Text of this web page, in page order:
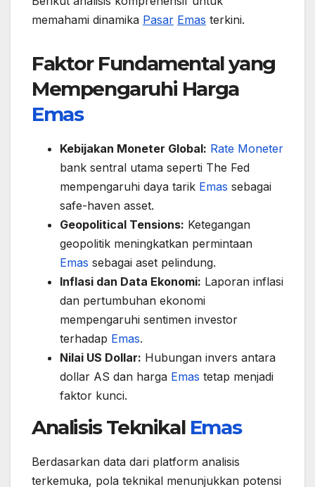
memahami dinamika Pasar Emas terkini.
Faktor Fundamental yang
Mempengaruhi Harga
Emas
Kebijakan Moneter Global: Rate Moneter
bank sentral utama seperti The Fed
mempengaruhi daya tarik Emas sebagai
safe-haven asset.
Geopolitical Tensions: Ketegangan
geopolitik meningkatkan permintaan
Emas sebagai aset pelindung.
Inflasi dan Data Ekonomi: Laporan inflasi
dan pertumbuhan ekonomi
mempengaruhi sentimen investor
terhadap Emas.
Nilai US Dollar: Hubungan invers antara
dollar AS dan harga Emas tetap menjadi
faktor kunci.
Analisis Teknikal Emas
Berdasarkan data dari platform analisis
terkemuka, pola teknikal menunjukkan potensi